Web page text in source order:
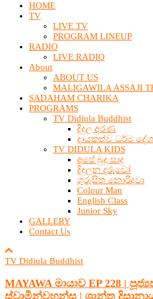
HOME
TV
LIVE TV
PROGRAM LINEUP
RADIO
LIVE RADIO
About
ABOUT US
MALIGAWILA ASSAJI
SADAHAM CHARIKA
PROGRAMS
TV Didiula Buddhist
දිදුල අරණ
දායකත්ව ධර්ම
TV DIDULA KIDS
අපේ බුදු සාදු
දිදුලන දරුවෝ
ගුරුසිත නොරිදවා
Colour Man
English Class
Junior Sky
GALLERY
Contact Us
TV Didiula Buddhist
MAYAWA මායාව EP 228 |
ස්වාමීන්වහන්ස | ශාන්ත